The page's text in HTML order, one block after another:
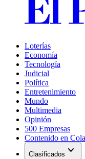
Loterías
Economía
Tecnología
Judicial
Política
Entretenimiento
Mundo
Multimedia
Opinión
500 Empresas
Contenido en
Clasificados expand_more